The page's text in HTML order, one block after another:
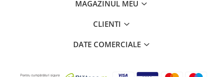
MAGAZINUL MEU
CLIENTI
DATE COMERCIALE